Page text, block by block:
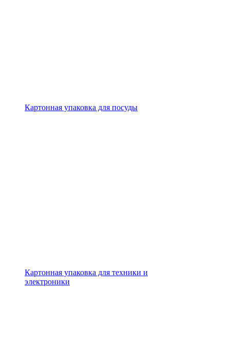
Картонная упаковка для посуды
Картонная упаковка для техники и
электроники